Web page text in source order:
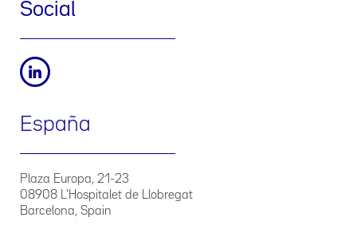
Social
España
Plaza Europa, 21-23
08908 L'Hospitalet de Llobregat
Barcelona, Spain